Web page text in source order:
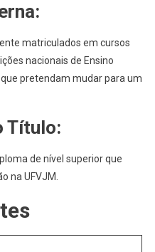
matriculados em cursos
nacionais de Ensino
pretendam mudar para um
Título:
de nível superior que
na UFVJM.